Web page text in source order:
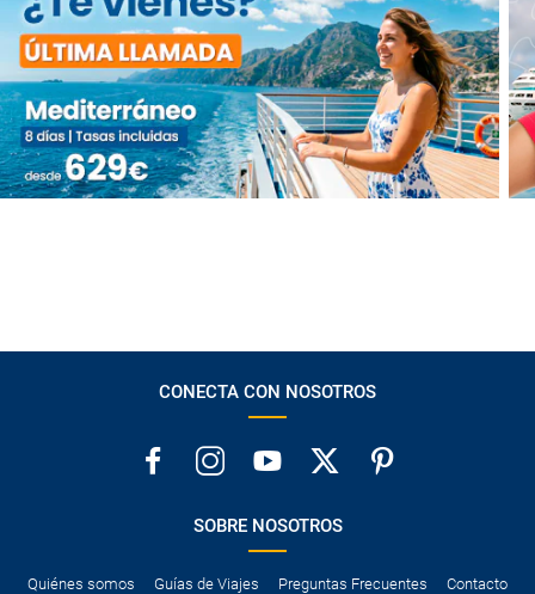
CONECTA CON NOSOTROS
SOBRE NOSOTROS
Quiénes somos Guías de Viajes Preguntas Frecuentes Contacto